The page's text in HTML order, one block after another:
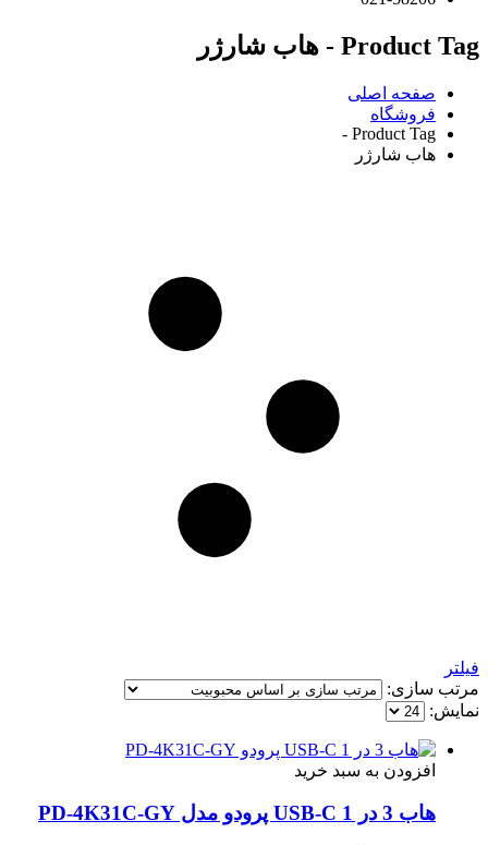
Product Tag - هاب شارژر
صفحه اصلی
فروشگاه
Product Tag -
هاب شارژر
فیلتر
مرتب سازی:
نمایش:
افزودن به سبد خرید
هاب 3 در 1 USB-C پرودو مدل PD-4K31C-GY